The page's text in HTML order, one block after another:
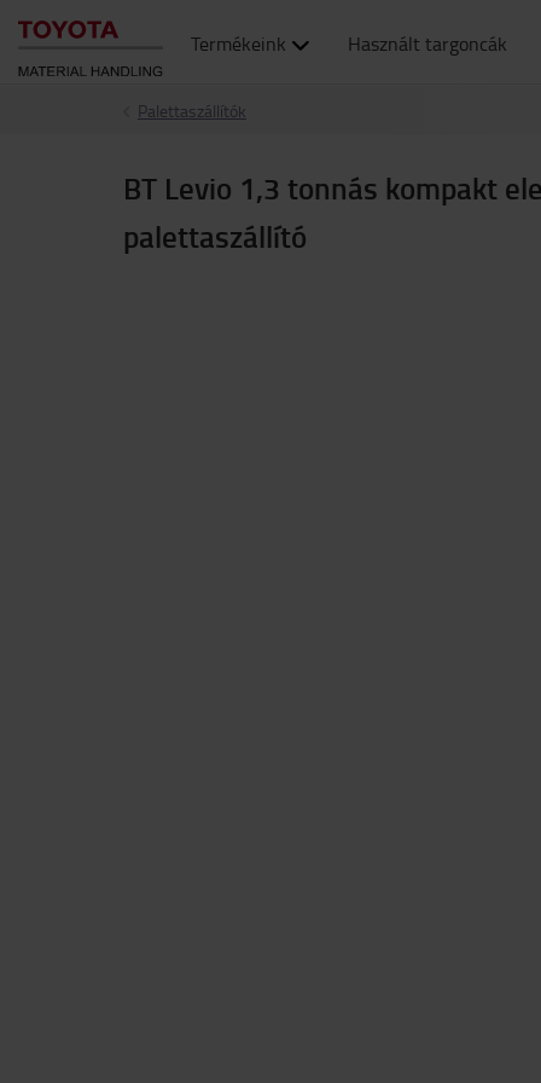
Termékeink Használt targoncák
Palettaszállítók
BT Levio 1,3 tonnás kompakt
palettaszállító